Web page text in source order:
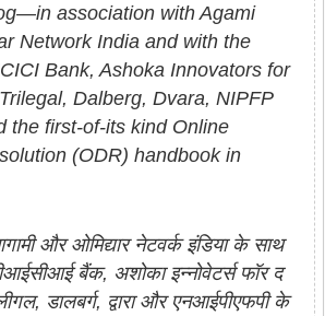
association with Agami
Network India and with the
Bank, Ashoka Innovators for
Dalberg, Dvara, NIPFP
first-of-its kind Online
(ODR) handbook in
और ओमिद्यार नेटवर्क इंडिया के साथ
बैंक, अशोका इन्नोवेटर्स फॉर द
डालबर्ग, द्वारा और एनआईपीएफपी के